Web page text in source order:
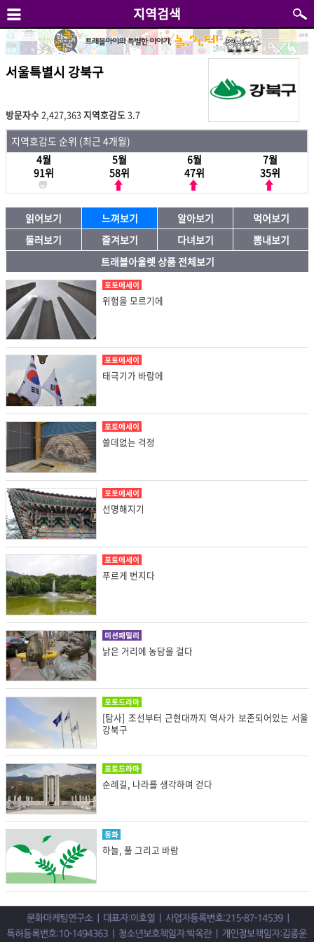
지역검색
서울특별시 강북구
방문자수2,427,363지역호감도 3.7
지역호감도 순위 (최근 4개월)
4월
91위
5월
58위
6월
47위
7월
35위
읽어보기 느껴보기 알아보기
먹어보기
둘러보기
즐겨보기 다녀보기
뽐내보기
트래블아울렛 상품 전체보기
포토에세이
위험을 모르기에
포토에세이
태극기가 바람에
포토에세이
쓸데없는 걱정
포토에세이
선명해지기
포토에세이
푸르게 번지다
미션패밀리
낡은 거리에 농담을 걸다
포토드라마
[탐사] 조선부터 근현대까지 역사가 보존되어있는 서울
강북구
포토드라마
순례길, 나라를 생각하며 걷다
동화
하늘, 풀 그리고 바람